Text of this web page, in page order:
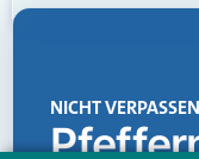
NICHT